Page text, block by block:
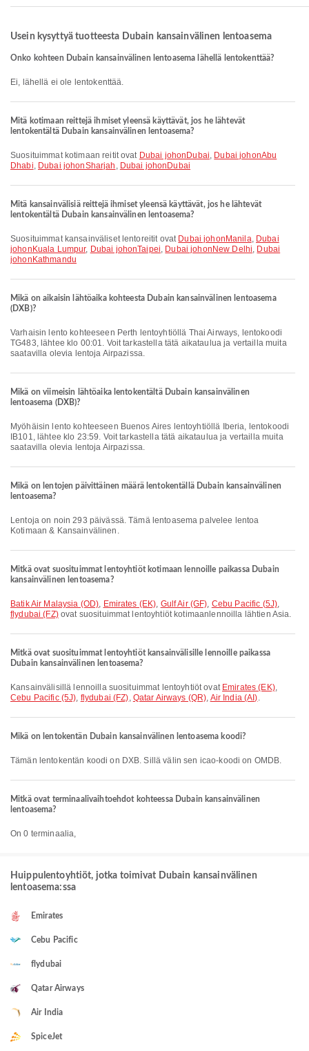
Usein kysyttyä tuotteesta Dubain kansainvälinen lentoasema
Onko kohteen Dubain kansainvälinen lentoasema lähellä lentokenttää?
Ei, lähellä ei ole lentokenttää.
Mitä kotimaan reittejä ihmiset yleensä käyttävät, jos he lähtevät
lentokentältä Dubain kansainvälinen lentoasema?
Suosituimmat kotimaan reitit ovat Dubai johonDubai, Dubai johonAbu
Dhabi, Dubai johonSharjah , Dubai johonDubai
Mitä kansainvälisiä reittejä ihmiset yleensä käyttävät, jos he lähtevät
lentokentältä Dubain kansainvälinen lentoasema?
Suosituimmat kansainväliset lentoreitit ovat Dubai johonManila, Dubai
johonKuala Lumpur, Dubai johonTaipei, Dubai johonNew Delhi, Dubai
johonKathmandu
Mikä on aikaisin lähtöaika kohteesta Dubain kansainvälinen lentoasema
(DXB)?
Varhaisin lento kohteeseen Perth lentoyhtiöllä Thai Airways, lentokoodi
TG483, lähtee klo 00:01. Voit tarkastella tätä aikataulua ja vertailla muita
saatavilla olevia lentoja Airpazissa.
Mikä on viimeisin lähtöaika lentokentältä Dubain kansainvälinen
lentoasema (DXB)?
Myöhäisin lento kohteeseen Buenos Aires lentoyhtiöllä Iberia, lentokoodi
IB101, lähtee klo 23:59. Voit tarkastella tätä aikataulua ja vertailla muita
saatavilla olevia lentoja Airpazissa.
Mikä on lentojen päivittäinen määrä lentokentällä Dubain kansainvälinen
lentoasema?
Lentoja on noin 293 päivässä. Tämä lentoasema palvelee lentoa
Kotimaan & Kansainvälinen.
Mitkä ovat suosituimmat lentoyhtiöt kotimaan lennoille paikassa Dubain
kansainvälinen lentoasema?
Batik Air Malaysia (OD), Emirates (EK), Gulf Air (GF), Cebu Pacific (5J),
flydubai (FZ)ovat suosituimmat lentoyhtiöt kotimaanlennoilla lähtien Asia.
Mitkä ovat suosituimmat lentoyhtiöt kansainvälisille lennoille paikassa
Dubain kansainvälinen lentoasema?
Kansainvälisillä lennoilla suosituimmat lentoyhtiöt ovat Emirates (EK),
Cebu Pacific (5J), flydubai (FZ), Qatar Airways (QR), Air India (AI).
Mikä on lentokentän Dubain kansainvälinen lentoasema koodi?
Tämän lentokentän koodi on DXB. Sillä välin sen icao-koodi on OMDB.
Mitkä ovat terminaalivaihtoehdot kohteessa Dubain kansainvälinen
lentoasema?
On 0 terminaalia,
Huippulentoyhtiöt, jotka toimivat Dubain kansainvälinen
lentoasema:ssa
Emirates
Cebu Pacific
flydubai
Qatar Airways
Air India
SpiceJet